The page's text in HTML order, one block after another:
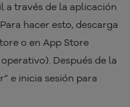
a través de la aplicación
hacer esto, descarga
o en App Store
Después de la
e inicia sesión para